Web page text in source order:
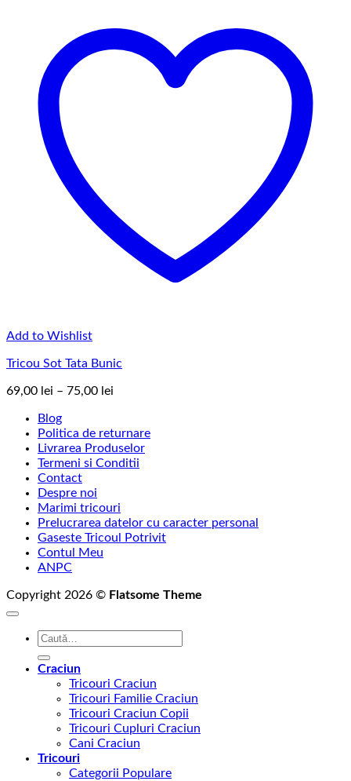
Add to Wishlist
Tricou Sot Tata Bunic
69,00 lei – 75,00 lei
69,00 lei
până
la
Blog
Politica de returnare
Livrarea Produselor
Termeni si Conditii
Contact
Despre noi
Marimi tricouri
Prelucrarea datelor cu caracter personal
Gaseste Tricoul Potrivit
Contul Meu
ANPC
Copyright 2026 © Flatsome Theme
Caută
Craciun
Tricouri Craciun
Tricouri Familie Craciun
Tricouri Craciun Copii
Tricouri Cupluri Craciun
Cani Craciun
Tricouri
Categorii Populare